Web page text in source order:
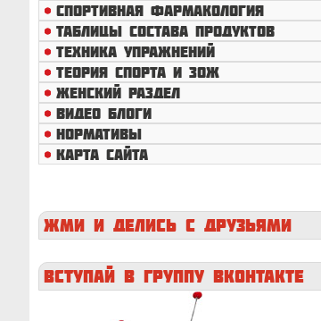
СПОРТИВНАЯ ФАРМАКОЛОГИЯ
ТАБЛИЦЫ СОСТАВА ПРОДУКТОВ
ТЕХНИКА УПРАЖНЕНИЙ
ТЕОРИЯ СПОРТА И ЗОЖ
ЖЕНСКИЙ РАЗДЕЛ
ВИДЕО БЛОГИ
НОРМАТИВЫ
КАРТА САЙТА
ЖМИ И ДЕЛИСЬ С ДРУЗЬЯМИ
ВСТУПАЙ В ГРУППУ ВКОНТАКТЕ